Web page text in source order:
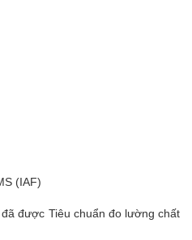
(IAF)
được Tiêu chuẩn đo lường chất